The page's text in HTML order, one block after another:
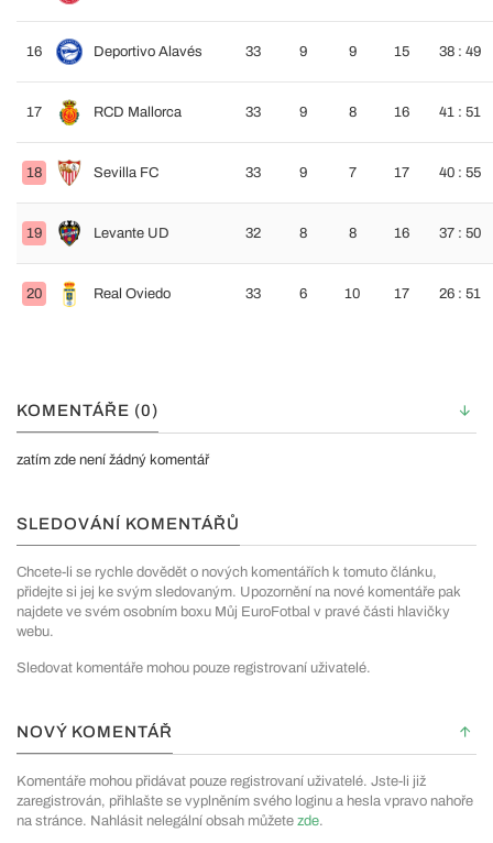
16 Deportivo Alavés 33 9 9 15 38 : 49
17 RCD Mallorca 33 9 8 16 41 : 51
18 Sevilla FC 33 9 7 17 40 : 55
19 Levante UD 32 8 8 16 37 : 50
20 Real Oviedo 33 6 10 17 26 : 51
KOMENTÁŘE (0)
zatím zde není žádný komentář
SLEDOVÁNÍ KOMENTÁŘŮ
Chcete-li se rychle dovědět o nových komentářích k tomuto článku,
přidejte si jej ke svým sledovaným. Upozornění na nové komentáře pak
najdete ve svém osobním boxu Můj EuroFotbal v pravé části hlavičky
webu.
Sledovat komentáře mohou pouze registrovaní uživatelé.
NOVÝ KOMENTÁŘ
Komentáře mohou přidávat pouze registrovaní uživatelé. Jste-li již
zaregistrován, přihlašte se vyplněním svého loginu a hesla vpravo nahoře
na stránce. Nahlásit nelegální obsah můžete zde.